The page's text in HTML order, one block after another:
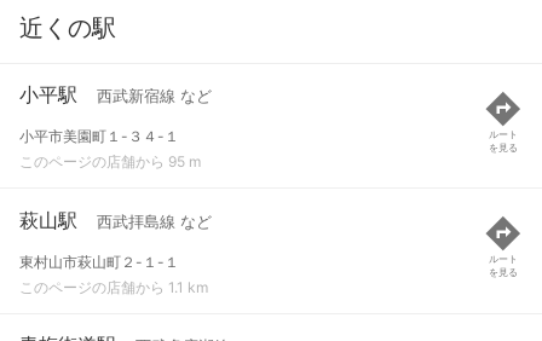
近くの駅
小平駅 西武新宿線 など
小平市美園町１-３４-１
このページの店舗から 95 m
ルート
を見る
萩山駅 西武拝島線 など
東村山市萩山町２-１-１
このページの店舗から 1.1 km
ルート
を見る